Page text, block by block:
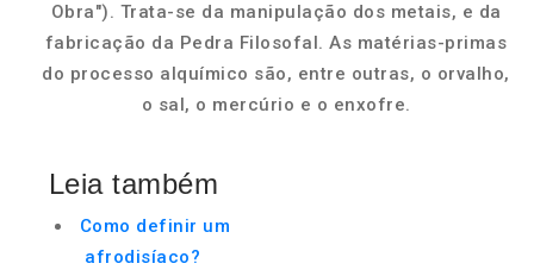
Obra"). Trata-se da manipulação dos metais, e da
fabricação da Pedra Filosofal. As matérias-primas
do processo alquímico são, entre outras, o orvalho,
o sal, o mercúrio e o enxofre.
Leia também
Como definir um
afrodisíaco?